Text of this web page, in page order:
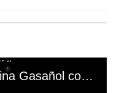
El mal momento de Yanina Gasañol con un hincha argentino en "Subrayado"